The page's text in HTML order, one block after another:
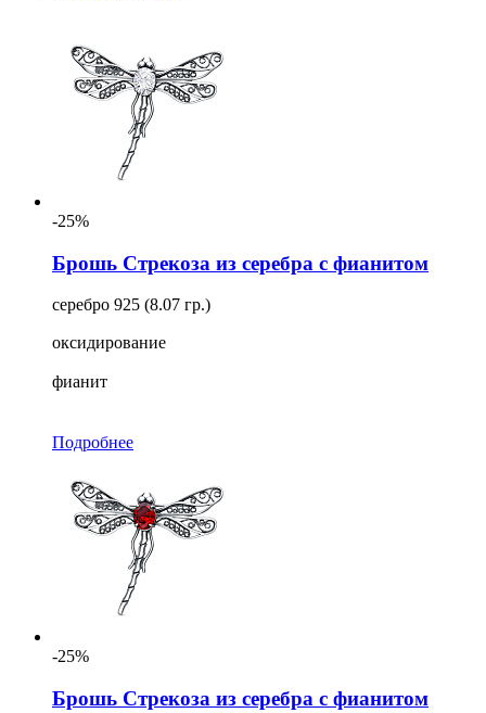
-25%
Брошь Стрекоза из серебра с фианитом
серебро 925 (8.07 гр.)
оксидирование
фианит
Подробнее
-25%
Брошь Стрекоза из серебра с фианитом